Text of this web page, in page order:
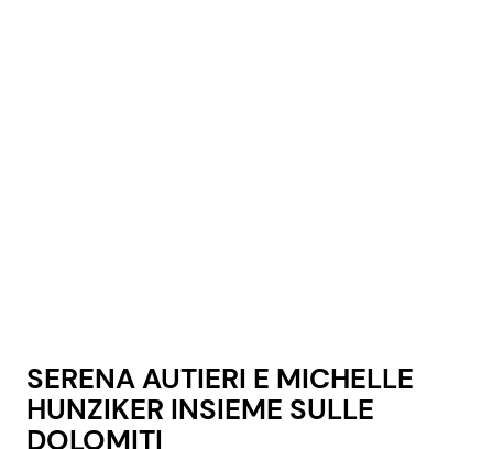
SERENA AUTIERI E MICHELLE
HUNZIKER INSIEME SULLE
DOLOMITI